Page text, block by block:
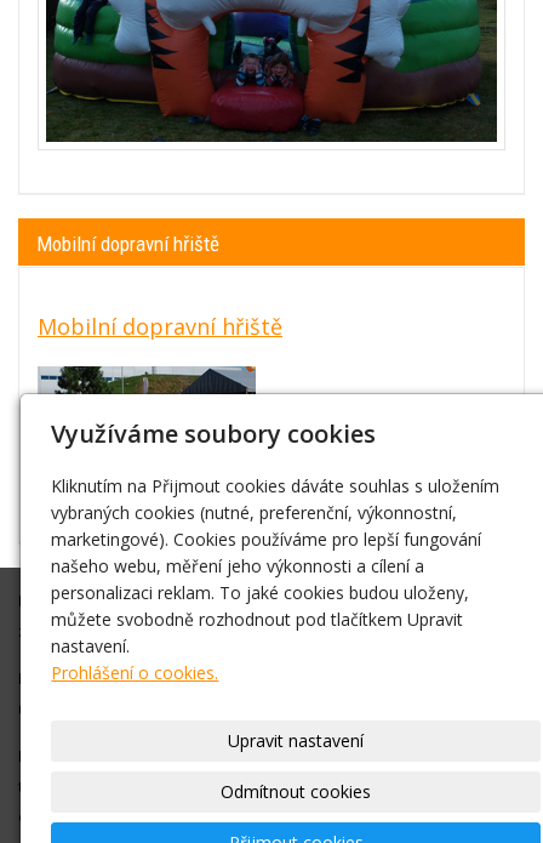
Mobilní dopravní hřiště
Mobilní dopravní hřiště
Připravíme Vám akci na klíč, nebo Vám ve spolupráci s Vámi
zajistíme vše co budete potřebovat.
Díky zkušenostem máme dobré kontakty na různá vystoupení,
umělce atd. Vždy se snažíme vše zajistit v nejlepší cenové relaci.
Pro bližší informace, objednání nás neváhejte kontaktovat na
telefonním čísle +420 778 016 767nebo pište na
email
Využíváme soubory cookies
Kliknutím na Přijmout cookies dáváte souhlas s uložením
vybraných cookies (nutné, preferenční, výkonnostní,
marketingové). Cookies používáme pro lepší fungování
našeho webu, měření jeho výkonnosti a cílení a
personalizaci reklam. To jaké cookies budou uloženy,
můžete svobodně rozhodnout pod tlačítkem Upravit
nastavení.
Prohlášení o cookies.
Upravit nastavení
Odmítnout cookies